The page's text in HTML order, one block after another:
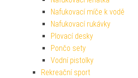
Nafukovací míče k vodě
Nafukovací rukávky
Plovací desky
Pončo sety
Vodní pistolky
Rekreační sport